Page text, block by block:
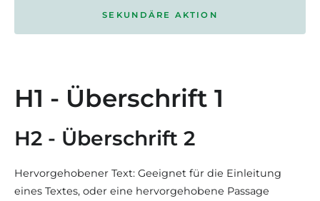
SEKUNDÄRE AKTION
H1 - Überschrift 1
H2 - Überschrift 2
Hervorgehobener Text: Geeignet für die Einleitung
eines Textes, oder eine hervorgehobene Passage